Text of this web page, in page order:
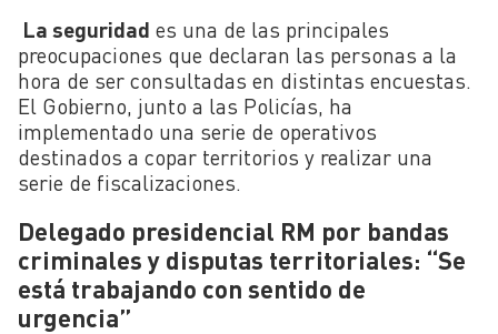
La seguridad es una de las principales
preocupaciones que declaran las personas a la
hora de ser consultadas en distintas encuestas.
El Gobierno, junto a las Policías, ha
implementado una serie de operativos
destinados a copar territorios y realizar una
serie de fiscalizaciones.
Delegado presidencial RM por bandas
criminales y disputas territoriales: “Se
está trabajando con sentido de
urgencia”